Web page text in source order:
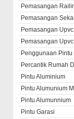
Pemasangan
Pemasangan
Pemasangan
Pemasangan
Penggunaan
Percantik Rumah
Pintu Aluminium
Pintu Alumunium
Pintu Alumunnium
Pintu Garasi